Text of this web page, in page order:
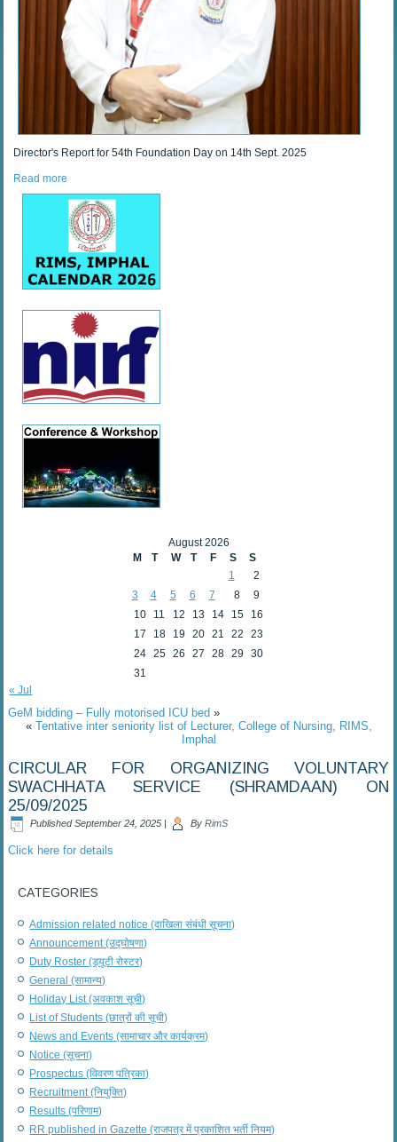
Director's Report for 54th Foundation Day on 14th Sept. 2025
Read more
August 2026
M
T W T F S
S
1
2
3
4 5 6 7 8
9
10
11 12 13 14 15
16
17
18 19 20 21 22
23
24 25 26 27 28 29
30
31
« Jul
GeM bidding – Fully motorised ICU bed »
« Tentative inter seniority list of Lecturer, College of Nursing, RIMS,
Imphal
CIRCULAR FOR ORGANIZING VOLUNTARY
SWACHHATA SERVICE (SHRAMDAAN) ON
25/09/2025
Published September 24, 2025 | By RimS
Click here for details
CATEGORIES
Admission related notice (दाखिला संबंधी सूचना)
Announcement (उद्घोषणा)
Duty Roster (ड्यूटी रोस्टर)
General (सामान्य)
Holiday List (अवकाश सूची)
List of Students (छात्रों की सूची)
News and Events (सामाचार और कार्यक्रम)
Notice (सूचना)
Prospectus (विवरण पत्रिका)
Recruitment (नियुक्ति)
Results (परिणाम)
RR published in Gazette (राजपत्र में प्रकाशित भर्ती नियम)